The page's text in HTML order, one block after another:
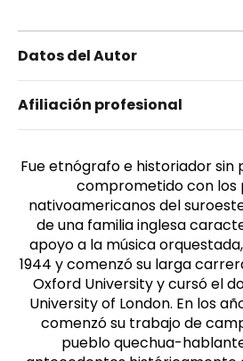
Datos del Autor
Platt, Tristan
Afiliación profesional
Fue etnógrafo e historiador sin
comprometido con los
nativoamericanos del
de una familia inglesa
apoyo a la música
1944 y comenzó su larga
Oxford University y cursó el
University of London. En los
comenzó su trabajo de
pueblo quechua-